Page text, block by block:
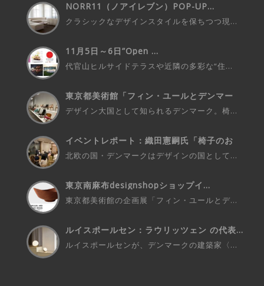
NORR11（ノアイレブン）POP-UP...
クラシックなデザインスタイルを保ちつつ現...
11月5日～6日”Open ...
代官山ヒルサイドテラスや近隣の多彩な“住...
東京都美術館「フィン・ユールとデンマー
デザイン大国として知られるデンマーク。椅...
イベントレポート：織田憲嗣氏「椅子のお
話...
北欧の国・デンマークはデザインの国として...
東京南麻布designshopショップイ...
東京都美術館の企画展「フィン・ユールとデ...
ルイスポールセン：ラウリッツェン の代表...
ルイスポールセンが、デンマークの建築家〈...